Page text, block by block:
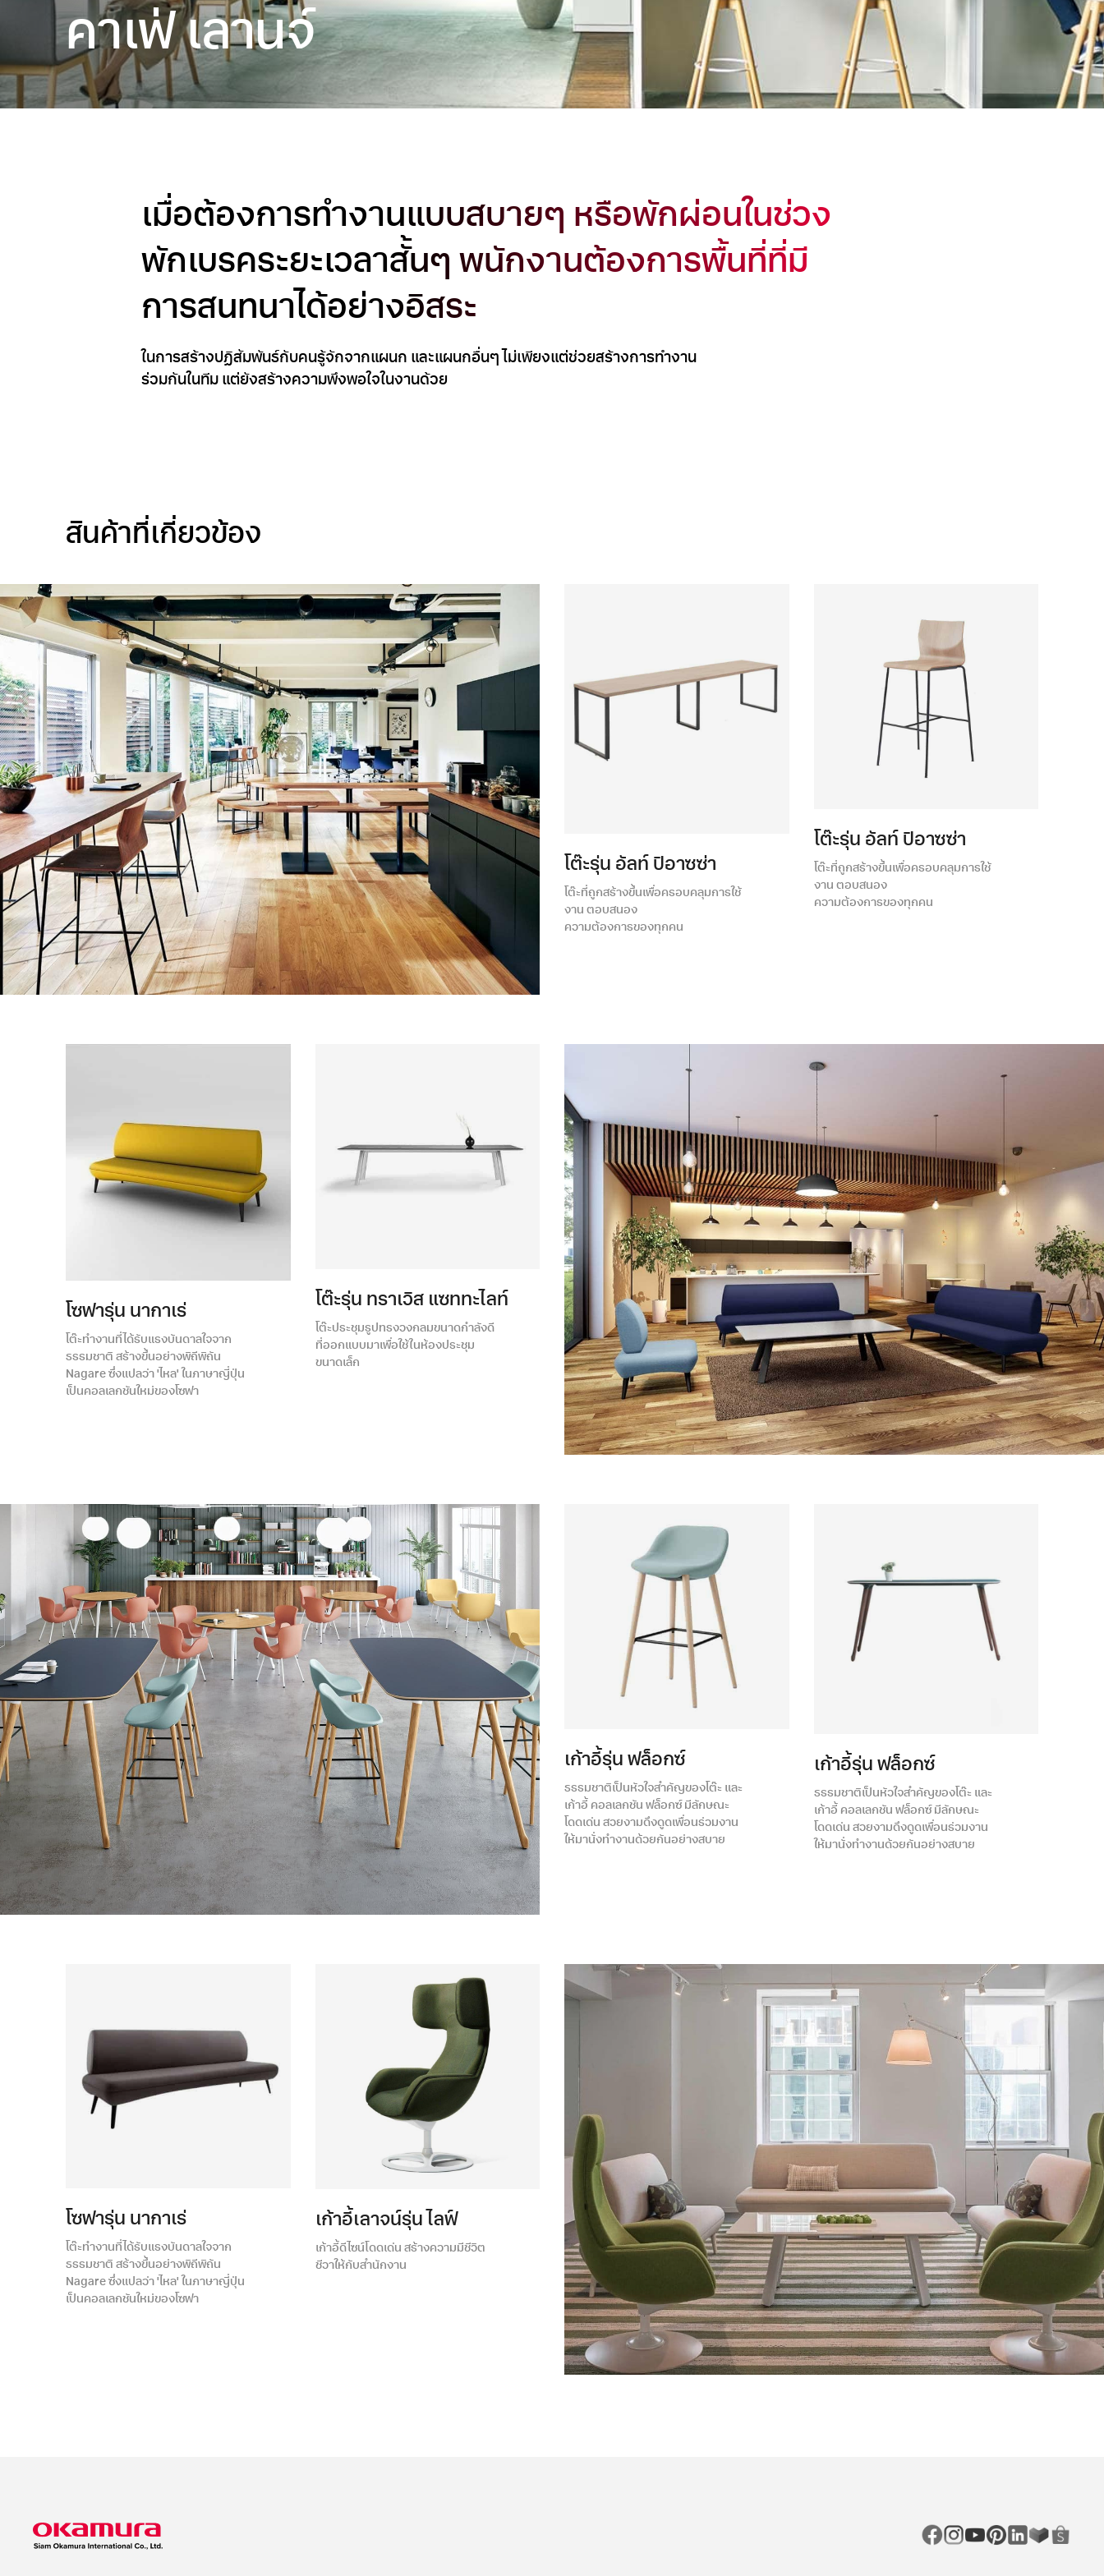
คาเฟ่ เลานจ์
เมื่อต้องการทำงานแบบสบายๆ หรือพักผ่อนในช่วง
พักเบรคระยะเวลาสั้นๆ พนักงานต้องการพื้นที่ที่มี
การสนทนาได้อย่างอิสระ
ในการสร้างปฏิสัมพันธ์กับคนรู้จักจากแผนก และแผนกอื่นๆ ไม่เพียงแต่ช่วยสร้างการทำงาน
ร่วมกันในทีม แต่ยังสร้างความพึงพอใจในงานด้วย
สินค้าที่เกี่ยวข้อง
โต๊ะรุ่น อัลท์ ปิอาซซ่า
โต๊ะที่ถูกสร้างขึ้นเพื่อครอบคลุมการใช้
งาน ตอบสนอง
ความต้องการของทุกคน
โต๊ะรุ่น อัลท์ ปิอาซซ่า
โต๊ะที่ถูกสร้างขึ้นเพื่อครอบคลุมการใช้
งาน ตอบสนอง
ความต้องการของทุกคน
โซฟารุ่น นากาเร่
โต๊ะทำงานที่ได้รับแรงบันดาลใจจาก
ธรรมชาติ สร้างขึ้นอย่างพิถีพิถัน
Nagare ซึ่งแปลว่า 'ไหล' ในภาษาญี่ปุ่น
เป็นคอลเลกชันใหม่ของโซฟา
โต๊ะรุ่น ทราเวิส แซททะไลท์
โต๊ะประชุมรูปทรงวงกลมขนาดกำลังดี
ที่ออกแบบมาเพื่อใช้ในห้องประชุม
ขนาดเล็ก
เก้าอี้รุ่น ฟล็อกซ์
ธรรมชาติเป็นหัวใจสำคัญของโต๊ะ และ
เก้าอี้ คอลเลกชัน ฟล็อกซ์ มีลักษณะ
โดดเด่น สวยงามดึงดูดเพื่อนร่วมงาน
ให้มานั่งทำงานด้วยกันอย่างสบาย
เก้าอี้รุ่น ฟล็อกซ์
ธรรมชาติเป็นหัวใจสำคัญของโต๊ะ และ
เก้าอี้ คอลเลกชัน ฟล็อกซ์ มีลักษณะ
โดดเด่น สวยงามดึงดูดเพื่อนร่วมงาน
ให้มานั่งทำงานด้วยกันอย่างสบาย
โซฟารุ่น นากาเร่
โต๊ะทำงานที่ได้รับแรงบันดาลใจจาก
ธรรมชาติ สร้างขึ้นอย่างพิถีพิถัน
Nagare ซึ่งแปลว่า 'ไหล' ในภาษาญี่ปุ่น
เป็นคอลเลกชันใหม่ของโซฟา
เก้าอี้เลาจน์รุ่น ไลฟ์
เก้าอี้ดีไซน์โดดเด่น สร้างความมีชีวิต
ชีวาให้กับสำนักงาน